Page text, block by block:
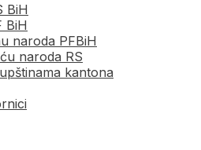
BiH
BiH
naroda PFBiH
naroda RS
kantona